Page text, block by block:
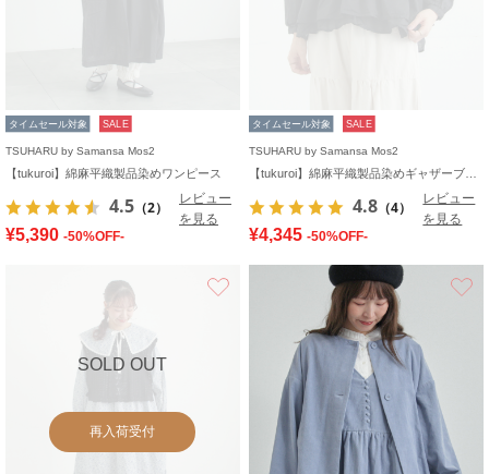
タイムセール対象 SALE
TSUHARU by Samansa Mos2
【tukuroi】綿麻平織製品染めワンピース
4.5 （2）
レビュー
を見る
¥5,390 -50%OFF-
タイムセール対象 SALE
TSUHARU by Samansa Mos2
4.8 （4）
レビュー
を見る
¥4,345 -50%OFF-
SOLD OUT
再入荷受付